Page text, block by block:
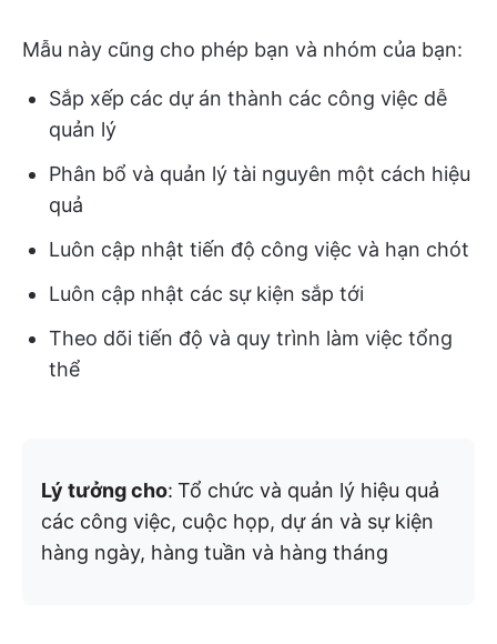
Mẫu này cũng cho phép bạn và nhóm của bạn:
Sắp xếp các dự án thành các công việc dễ
quản lý
Phân bổ và quản lý tài nguyên một cách hiệu
quả
Luôn cập nhật tiến độ công việc và hạn chót
Luôn cập nhật các sự kiện sắp tới
Theo dõi tiến độ và quy trình làm việc tổng
thể
Lý tưởng cho: Tổ chức và quản lý hiệu quả
các công việc, cuộc họp, dự án và sự kiện
hàng ngày, hàng tuần và hàng tháng